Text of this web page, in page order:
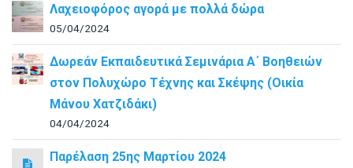
Λαχειοφόρος αγορά με πολλά δώρα
05/04/2024
Δωρεάν Εκπαιδευτικά Σεμινάρια Α΄ Βοηθειών
στον Πολυχώρο Τέχνης και Σκέψης (Οικία
Μάνου Χατζιδάκι)
04/04/2024
Παρέλαση 25ης Μαρτίου 2024